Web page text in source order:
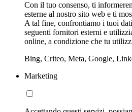
Con il tuo consenso, ti
esterne al nostro sito web e ti
A tal fine, confrontiamo i tuoi
seguenti fornitori esterni e
online, a condizione che tu
Bing, Criteo, Meta, Google,
Marketing